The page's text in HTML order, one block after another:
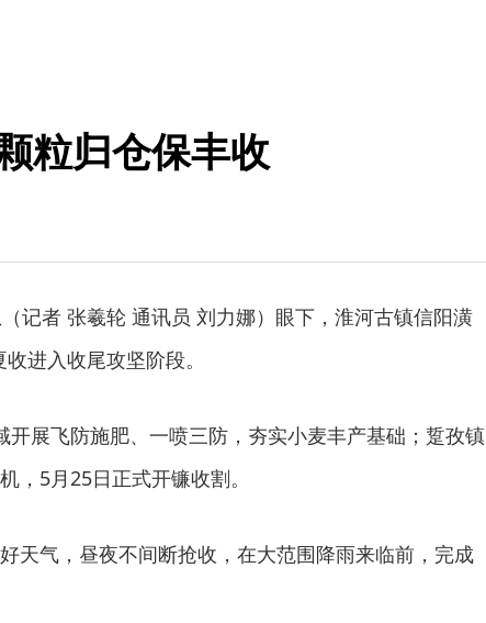
粒归仓保丰收
记者 张羲轮 通讯员 刘力娜）眼下，淮河古镇信阳潢
进入收尾攻坚阶段。
开展飞防施肥、一喷三防，夯实小麦丰产基础；踅孜镇
，5月25日正式开镰收割。
天气，昼夜不间断抢收，在大范围降雨来临前，完成